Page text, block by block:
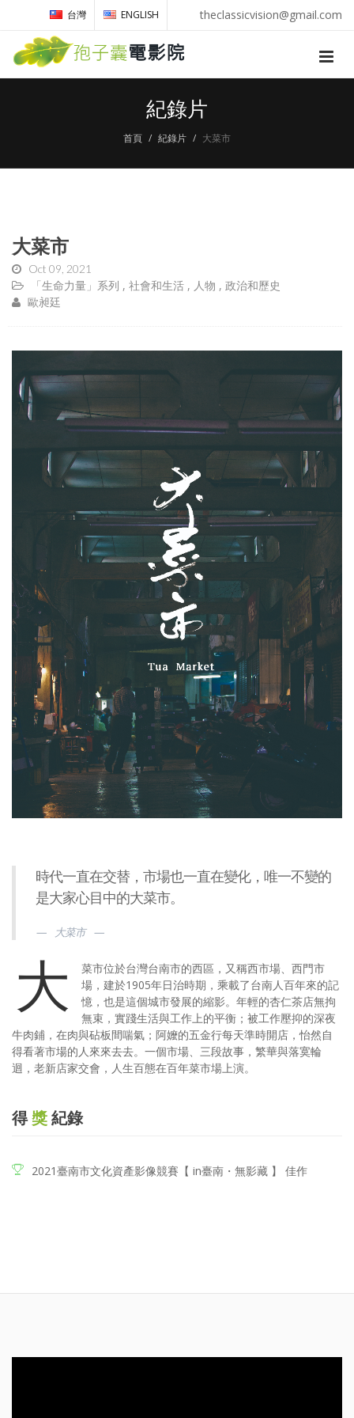
theclassicvision@gmail.com
台灣 ENGLISH
紀錄片
首頁 紀錄片 大菜市
大菜市
Oct 09, 2021
「生命力量」系列
社會和生活 人物
政治和歷史
歐昶廷
時代一直在交替，市場也一直在變化，唯一不變的
是大家心目中的大菜市。
大菜市
大
菜市位於台灣台南市的西區，又稱西市場、西門市
場，建於1905年日治時期，乘載了台南人百年來的記
憶，也是這個城市發展的縮影。年輕的杏仁茶店無拘
無束，實踐生活與工作上的平衡；被工作壓抑的深夜
牛肉鋪，在肉與砧板間喘氣；阿嬤的五金行每天準時開店，怡然自
得看著市場的人來來去去。一個市場、三段故事，繁華與落寞輪
迴，老新店家交會，人生百態在百年菜市場上演。
得獎 紀錄
2021臺南市文化資產影像競賽【 in臺南・無影藏 】 佳作